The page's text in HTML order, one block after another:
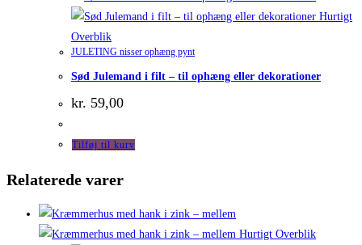
Hurtigt
Overblik
JULETING nisser ophæng pynt
Sød Julemand i filt – til ophæng eller dekorationer
kr. 59,00
Tilføj til kurv
Relaterede varer
Hurtigt Overblik